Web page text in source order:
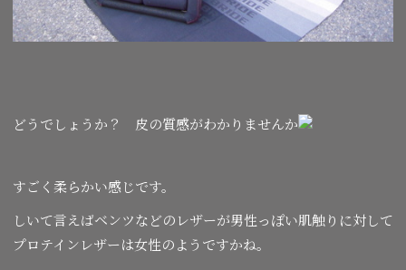
どうでしょうか？ 皮の質感がわかりませんか
すごく柔らかい感じです。
しいて言えばベンツなどのレザーが男性っぽい肌触りに対して
プロテインレザーは女性のようですかね。